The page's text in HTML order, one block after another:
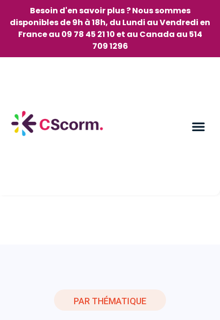
Besoin d'en savoir plus ? Nous sommes
disponibles de 9h à 18h, du Lundi au Vendredi en
France au 09 78 45 21 10 et au Canada au 514
709 1296
PAR THÉMATIQUE